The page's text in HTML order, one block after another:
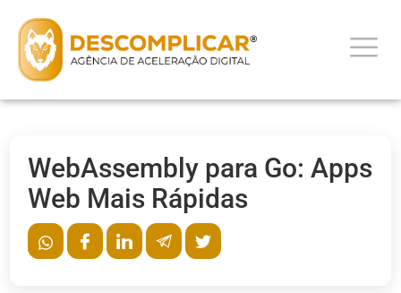
WebAssembly para Go: Apps
Web Mais Rápidas